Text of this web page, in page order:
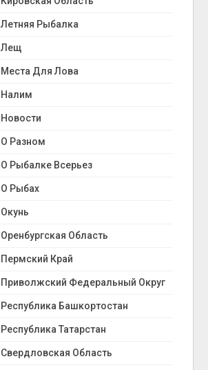
Летняя Рыбалка
Лещ
Места Для Лова
Налим
Новости
О Разном
О Рыбалке Всерьез
О Рыбах
Окунь
Оренбургская Область
Пермский Край
Приволжский Федеральный Округ
Республика Башкортостан
Республика Татарстан
Свердловская Область